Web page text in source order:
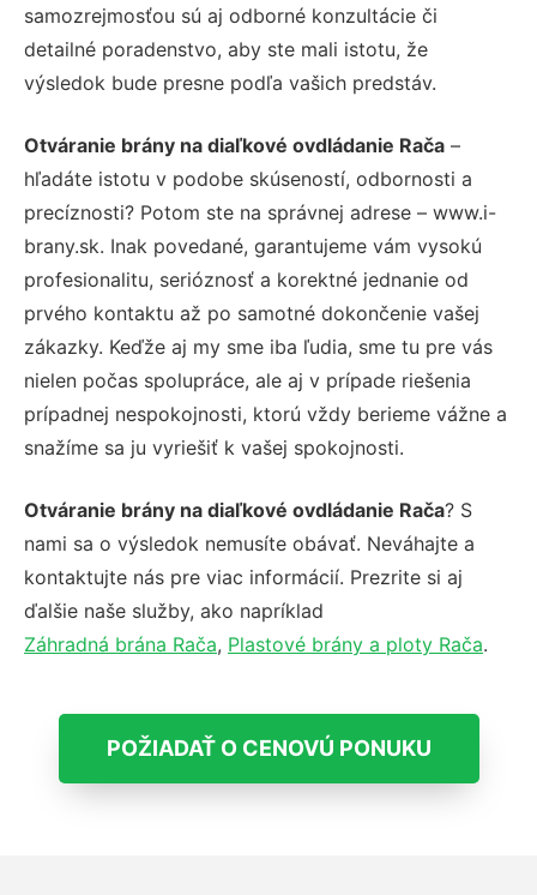
samozrejmosťou sú aj odborné konzultácie či
detailné poradenstvo, aby ste mali istotu, že
výsledok bude presne podľa vašich predstáv.
Otváranie brány na diaľkové ovdládanie Rača –
hľadáte istotu v podobe skúseností, odbornosti a
precíznosti? Potom ste na správnej adrese – www.i-
brany.sk. Inak povedané, garantujeme vám vysokú
profesionalitu, serióznosť a korektné jednanie od
prvého kontaktu až po samotné dokončenie vašej
zákazky. Keďže aj my sme iba ľudia, sme tu pre vás
nielen počas spolupráce, ale aj v prípade riešenia
prípadnej nespokojnosti, ktorú vždy berieme vážne a
snažíme sa ju vyriešiť k vašej spokojnosti.
Otváranie brány na diaľkové ovdládanie Rača? S
nami sa o výsledok nemusíte obávať. Neváhajte a
kontaktujte nás pre viac informácií. Prezrite si aj
ďalšie naše služby, ako napríklad
Záhradná brána Rača, Plastové brány a ploty Rača.
POŽIADAŤ O CENOVÚ PONUKU